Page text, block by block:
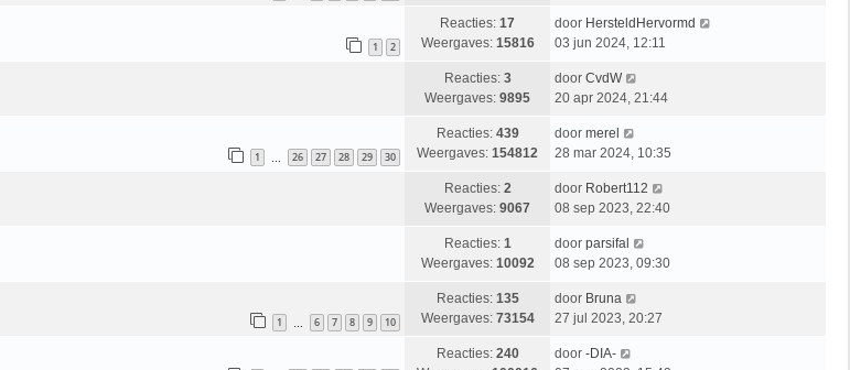
1 2
Reacties: 17
Weergaves: 15816
door HersteldHervormd
03 jun 2024, 12:11
Reacties: 3
Weergaves: 9895
door CvdW
20 apr 2024, 21:44
1 26 27 28 29 30
Reacties: 439
Weergaves: 154812
door merel
28 mar 2024, 10:35
Reacties: 2
Weergaves: 9067
door Robert112
08 sep 2023, 22:40
Reacties: 1
Weergaves: 10092
door parsifal
08 sep 2023, 09:30
1 6 7 8 9 10
Reacties: 135
Weergaves: 73154
door Bruna
27 jul 2023, 20:27
Reacties: 240
door -DIA-